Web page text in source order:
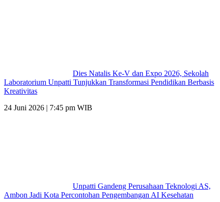
Dies Natalis Ke-V dan Expo 2026, Sekolah
Laboratorium Unpatti Tunjukkan Transformasi Pendidikan Berbasis
Kreativitas
24 Juni 2026 | 7:45 pm WIB
Unpatti Gandeng Perusahaan Teknologi AS,
Ambon Jadi Kota Percontohan Pengembangan AI Kesehatan